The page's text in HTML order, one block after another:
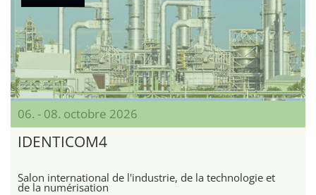
06. - 08. octobre 2026
IDENTICOM4
Salon international de l'industrie, de la technologie et
de la numérisation